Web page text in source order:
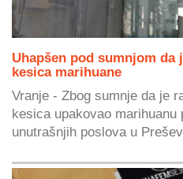
Uhapšen pod sumnjom da
kesica marihuane
Vranje - Zbog sumnje da je
kesica upakovao
unutrašnjih poslova u